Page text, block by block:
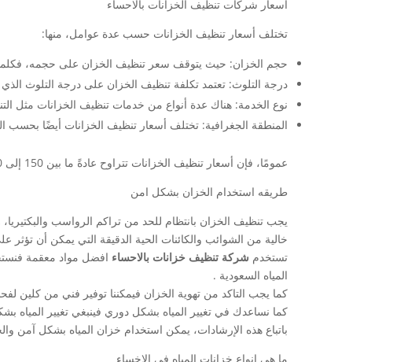
اسعار شركات تنظيف الخزانات بالاحساء
تختلف أسعار تنظيف الخزانات حسب عدة عوامل، منها:
حجم الخزان: حيث يتوقف سعر تنظيف الخزان على حجمه، فكلما
درجة التلوث: تعتمد تكلفة تنظيف الخزان على درجة التلوث
نوع الخدمة: هناك عدة أنواع من خدمات تنظيف الخزانات مثل
المنطقة الجغرافية: تختلف أسعار تنظيف الخزانات أيضًا بحسب
عمومًا، فإن أسعار تنظيف الخزانات تتراوح عادةً ما بين 150 إلى 500 ريال سعودي في المملكة العربية السعودية، وتختلف هذه الأسعار بحسب العوامل المذكورة أعلاه.
طريقه استخدام الخزان بشكل امن
يجب تنظيف الخزان بانتظام للحد من تراكم الرواسب
خالية من الشوائب والكائنات الحية الدقيقة التي يمكن أن
تستخدم شركة تنظيف خزانات بالاحساء افضل مواد معقمة
المياه السعودية .
كما يجب التاكد من تهوية الخزان فيمكننا توفير فني من كلين
كما نساعدك في تغيير المياه بشكل دوري فينبغي تغيير المياه
باتباع هذه الإرشادات، يمكن استخدام خزان المياه بشكل آمن
ما هى انواع خزانات المياه في الاخساء